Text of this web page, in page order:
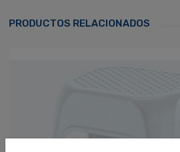
PRODUCTOS RELACIONADOS